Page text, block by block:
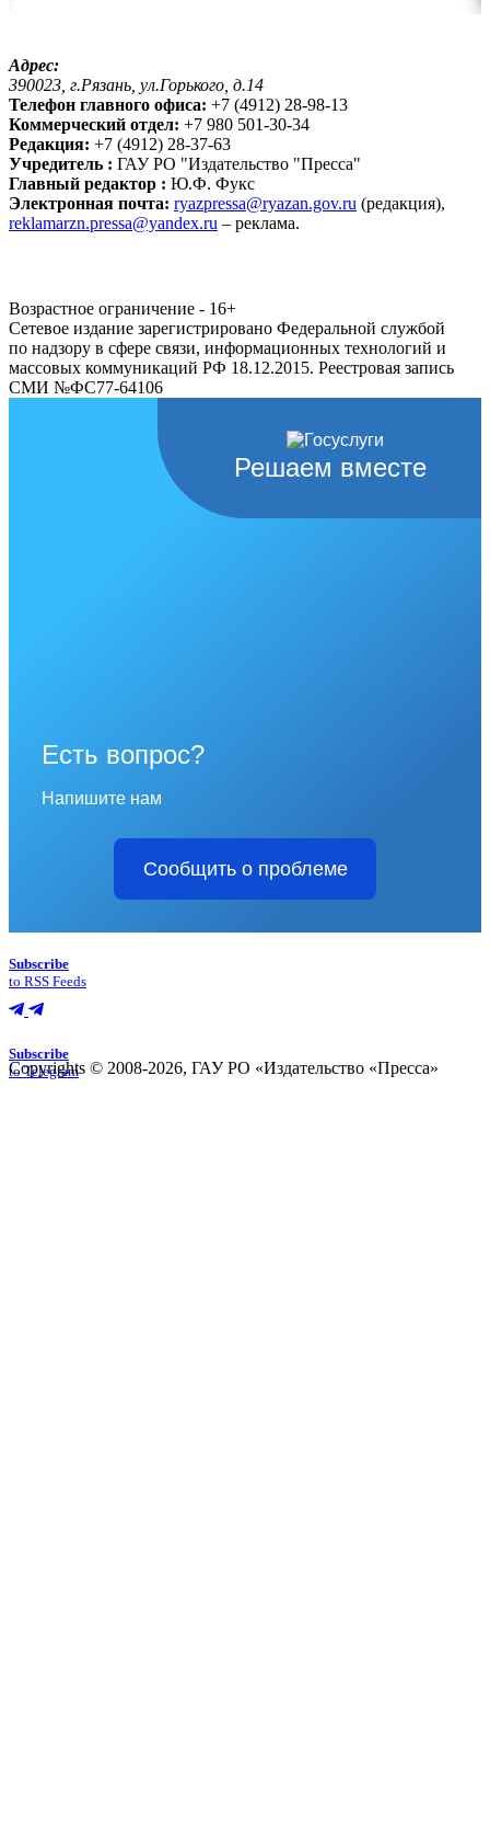
Адрес:
390023, г.Рязань, ул.Горького, д.14
Телефон главного офиса: +7 (4912) 28-98-13
Коммерческий отдел: +7 980 501-30-34
Редакция: +7 (4912) 28-37-63
Учредитель : ГАУ РО "Издательство "Пресса"
Главный редактор : Ю.Ф. Фукс
Электронная почта: ryazpressa@ryazan.gov.ru (редакция),
reklamarzn.pressa@yandex.ru – реклама.
Возрастное ограничение - 16+
Сетевое издание зарегистрировано Федеральной службой
по надзору в сфере связи, информационных технологий и
массовых коммуникаций РФ 18.12.2015. Реестровая запись
СМИ №ФС77-64106
Решаем вместе
Есть вопрос?
Напишите нам
Сообщить о проблеме
Subscribe
to RSS Feeds
Subscribe
to Telegram
Copyrights © 2008-2026, ГАУ РО «Издательство «Пресса»